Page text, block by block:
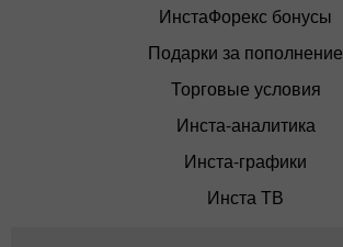
ИнстаФорекс бонусы
Подарки за пополнение
Торговые условия
Инста-аналитика
Инста-графики
Инста ТВ